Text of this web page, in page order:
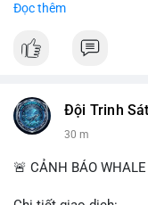
#vlikevn #titanbot
Đọc thêm
Đội Trinh
30 m
🚨 CẢNH BÁO